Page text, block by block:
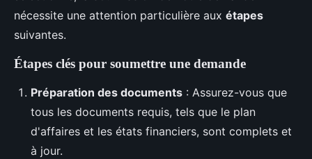
nécessite une attention particulière aux étapes
suivantes.
Étapes clés pour soumettre une demande
Préparation des documents : Assurez-vous que
tous les documents requis, tels que le plan
d'affaires et les états financiers, sont complets et
à jour.